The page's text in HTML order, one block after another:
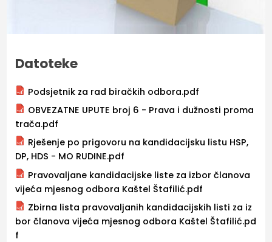
Datoteke
Podsjetnik za rad biračkih odbora.pdf
OBVEZATNE UPUTE broj 6 - Prava i dužnosti proma
trača.pdf
Rješenje po prigovoru na kandidacijsku listu HSP,
DP, HDS - MO RUDINE.pdf
Pravovaljane kandidacijske liste za izbor članova
vijeća mjesnog odbora Kaštel Štafilić.pdf
Zbirna lista pravovaljanih kandidacijskih listi za iz
bor članova vijeća mjesnog odbora Kaštel Štafilić.pd
f